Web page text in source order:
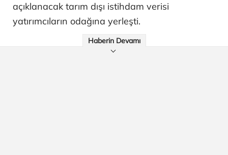
açıklanacak tarım dışı istihdam verisi
yatırımcıların odağına yerleşti.
Haberin Devamı